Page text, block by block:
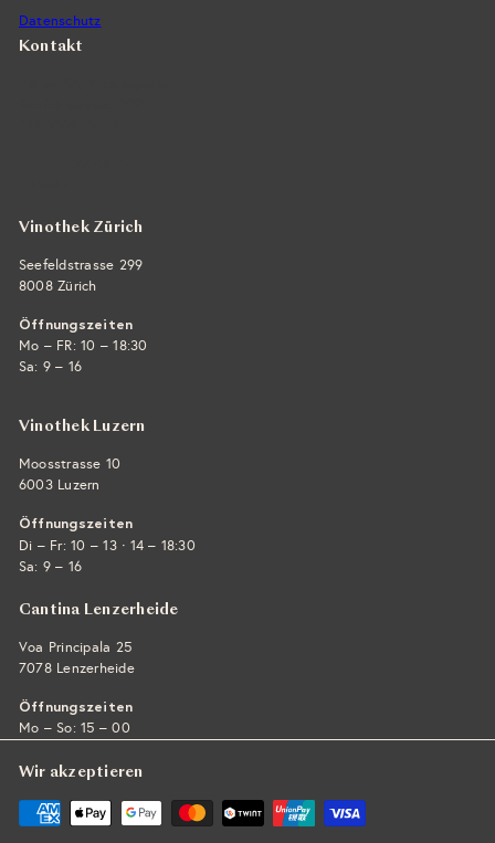
Datenschutz
Kontakt
Vinothek Zürich
Seefeldstrasse 299
8008 Zürich
Öffnungszeiten
Mo – FR: 10 – 18:30
Sa: 9 – 16
Vinothek Luzern
Moosstrasse 10
6003 Luzern
Öffnungszeiten
Di – Fr: 10 – 13 · 14 – 18:30
Sa: 9 – 16
Cantina Lenzerheide
Voa Principala 25
7078 Lenzerheide
Öffnungszeiten
Mo – So: 15 – 00
Wir akzeptieren